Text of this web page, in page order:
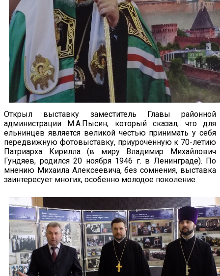
Открыл выставку заместитель Главы районной
администрации М.А.Пысин, который сказал, что для
ельнинцев является великой честью принимать у себя
передвижную фотовыставку, приуроченную к 70-летию
Патриарха Кирилла (в миру Владимир Михайлович
Гундяев, родился 20 ноября 1946 г. в Ленинграде). По
мнению Михаила Алексеевича, без сомнения, выставка
заинтересует многих, особенно молодое поколение.